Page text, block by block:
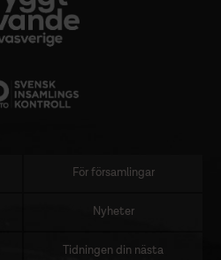
För församlingar
Nyheter
Tidningen din nästa